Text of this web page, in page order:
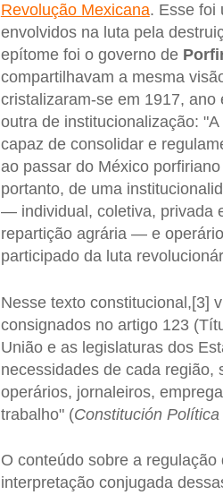
Revolução Mexicana. Esse foi
envolvidos na luta pela
epítome foi o governo de
compartilhavam a mesma
cristalizaram-se em 1917,
outra de institucionalização:
capaz de consolidar e
ao passar do México
portanto, de uma
— individual, coletiva, privada
repartição agrária — e
participado da luta
Nesse texto constitucional,[3]
consignados no artigo 123
União e as legislaturas dos
necessidades de cada região,
operários, jornaleiros,
trabalho" (Constitución
O conteúdo sobre a
interpretação conjugada